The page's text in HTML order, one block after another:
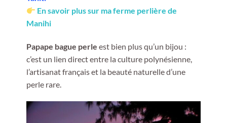
En savoir plus sur ma ferme perlière de
Manihi
Papape bague perle est bien plus qu’un bijou :
c’est un lien direct entre la culture polynésienne,
l’artisanat français et la beauté naturelle d’une
perle rare.